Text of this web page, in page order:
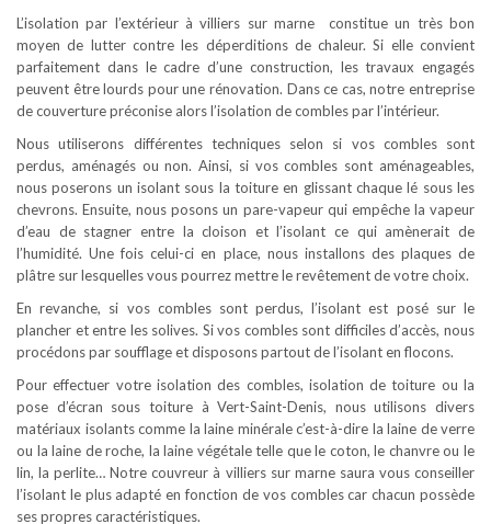
L’isolation par l’extérieur à villiers sur marne constitue un très bon
moyen de lutter contre les déperditions de chaleur. Si elle convient
parfaitement dans le cadre d’une construction, les travaux engagés
peuvent être lourds pour une rénovation. Dans ce cas, notre entreprise
de couverture préconise alors l’isolation de combles par l’intérieur.
Nous utiliserons différentes techniques selon si vos combles sont
perdus, aménagés ou non. Ainsi, si vos combles sont aménageables,
nous poserons un isolant sous la toiture en glissant chaque lé sous les
chevrons. Ensuite, nous posons un pare-vapeur qui empêche la vapeur
d’eau de stagner entre la cloison et l’isolant ce qui amènerait de
l’humidité. Une fois celui-ci en place, nous installons des plaques de
plâtre sur lesquelles vous pourrez mettre le revêtement de votre choix.
En revanche, si vos combles sont perdus, l’isolant est posé sur le
plancher et entre les solives. Si vos combles sont difficiles d’accès, nous
procédons par soufflage et disposons partout de l’isolant en flocons.
Pour effectuer votre isolation des combles, isolation de toiture ou la
pose d’écran sous toiture à Vert-Saint-Denis, nous utilisons divers
matériaux isolants comme la laine minérale c’est-à-dire la laine de verre
ou la laine de roche, la laine végétale telle que le coton, le chanvre ou le
lin, la perlite… Notre couvreur à villiers sur marne saura vous conseiller
l’isolant le plus adapté en fonction de vos combles car chacun possède
ses propres caractéristiques.